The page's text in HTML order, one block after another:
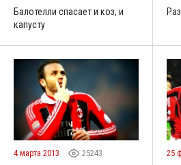
Балотелли спасает и коз, и
капусту
4 марта 2013 25243 25